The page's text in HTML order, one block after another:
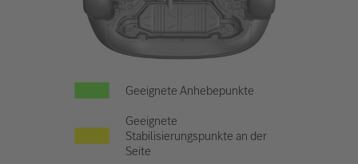
Geeignete Anhebepunkte
Geeignete
Stabilisierungspunkte an der
Seite